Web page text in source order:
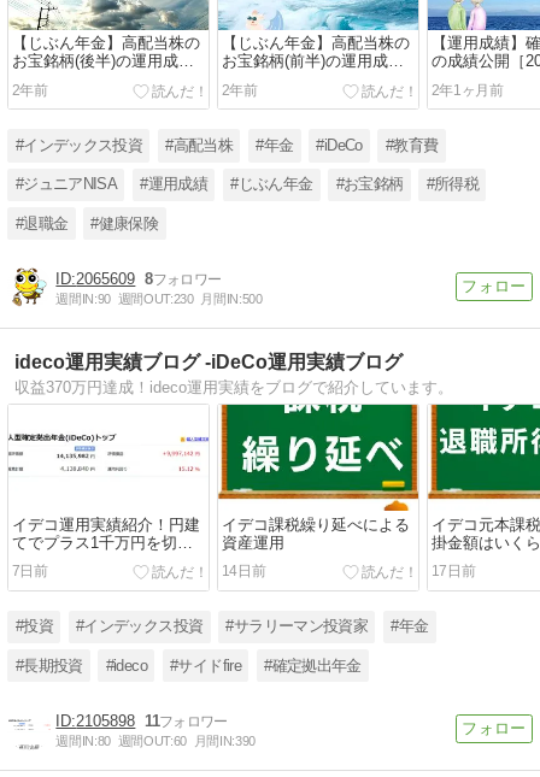
【じぶん年金】高配当株の
お宝銘柄(後半)の運用成績
［2024年8月］
2年前
【じぶん年金】高配当株の
お宝銘柄(前半)の運用成績
［2024年8月］
2年前
【運用成績】
の成績公開［
含み益は417
加！！
2年1ヶ月前
#インデックス投資 #高配当株 #年金 #iDeCo #教育費
#ジュニアNISA #運用成績 #じぶん年金 #お宝銘柄 #所得税
#退職金 #健康保険
2065609 8
週間IN:90 週間OUT:230 月間IN:500
ideco運用実績ブログ -iDeCo運用実績ブログ
収益370万円達成！ideco運用実績をブログで紹介しています。
イデコ運用実績紹介！円建
てでプラス1千万円を切る
も、ドル建てならわずかに
増加
7日前
イデコ課税繰り延べによる
資産運用
14日前
イデコ元本課
掛金額はいく
17日前
#投資 #インデックス投資 #サラリーマン投資家 #年金
#長期投資 #ideco #サイドfire #確定拠出年金
2105898 11
週間IN:80 週間OUT:60 月間IN:390